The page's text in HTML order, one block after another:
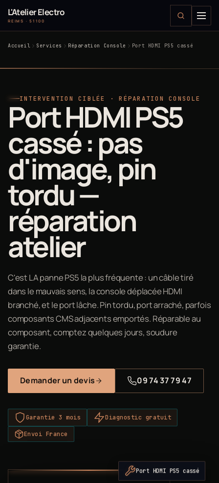
L'Atelier Electro
REIMS · 51100
Accueil Services Réparation Console Port HDMI PS5 cassé
INTERVENTION CIBLÉE · RÉPARATION CONSOLE
Port HDMI PS5
cassé : pas
d'image, pin
tordu —
réparation
atelier
C'est LA panne PS5 la plus fréquente : un câble tiré
dans le mauvais sens, la console déplacée HDMI
branché, et le port lâche. Pin tordu, port arraché, parfois
composants CMS adjacents emportés. Réparable au
composant, comptez quelques jours, soudure
garantie.
Demander un devis 09 74 37 79 47
Garantie 3 mois Diagnostic gratuit
Envoi France
Port HDMI PS5 cassé